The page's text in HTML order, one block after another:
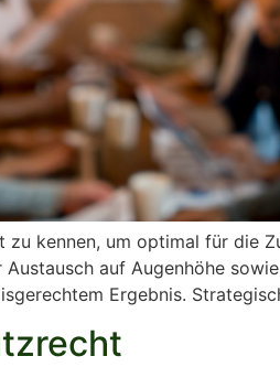
kennen, um optimal für die
auf Augenhöhe
Ergebnis.